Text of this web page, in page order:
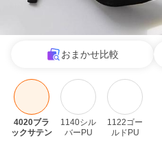
おまかせ比較
4020ブラ
ックサテン
1140シル
バーPU
1122ゴー
ルドPU